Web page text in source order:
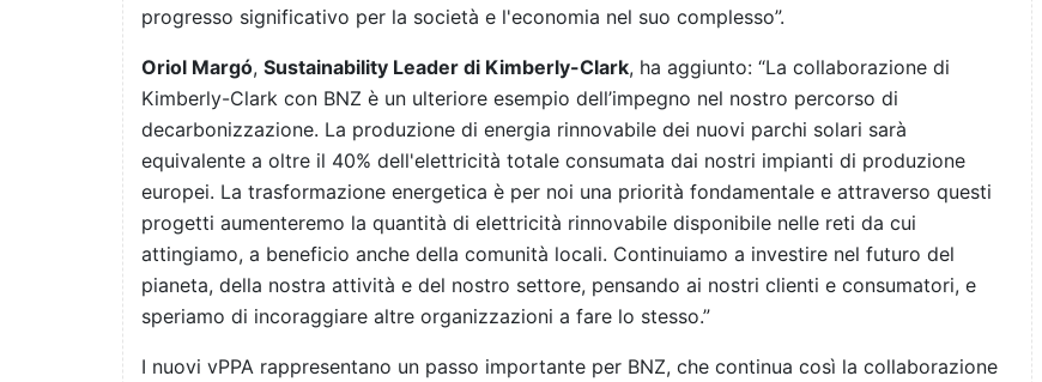
progresso significativo per la società e l'economia nel suo complesso”.
Oriol Margó, Sustainability Leader di Kimberly-Clark, ha aggiunto: “La collaborazione di
Kimberly-Clark con BNZ è un ulteriore esempio dell’impegno nel nostro percorso di
decarbonizzazione. La produzione di energia rinnovabile dei nuovi parchi solari sarà
equivalente a oltre il 40% dell'elettricità totale consumata dai nostri impianti di produzione
europei. La trasformazione energetica è per noi una priorità fondamentale e attraverso questi
progetti aumenteremo la quantità di elettricità rinnovabile disponibile nelle reti da cui
attingiamo, a beneficio anche della comunità locali. Continuiamo a investire nel futuro del
pianeta, della nostra attività e del nostro settore, pensando ai nostri clienti e consumatori, e
speriamo di incoraggiare altre organizzazioni a fare lo stesso.”
I nuovi vPPA rappresentano un passo importante per BNZ, che continua così la collaborazione